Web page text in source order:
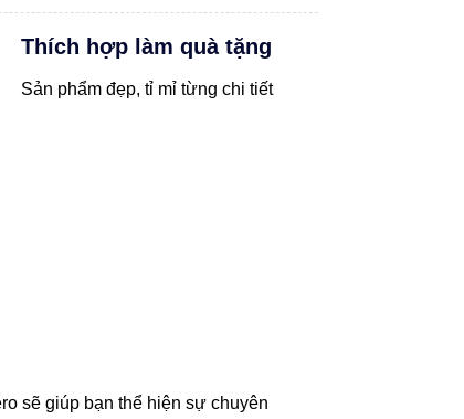
Thích hợp làm quà tặng
Sản phẩm đẹp, tỉ mỉ từng chi tiết
sẽ giúp bạn thể hiện sự chuyên